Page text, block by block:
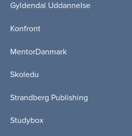
Gyldendal Uddannelse
Konfront
MentorDanmark
Skoledu
Strandberg Publishing
Studybox